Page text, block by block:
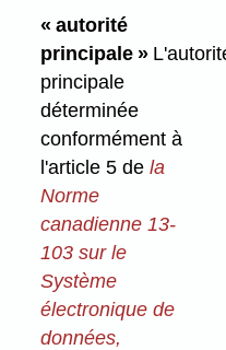
« autorité
principale »
principale
déterminée
conformément à
l'article 5 de la
Norme
canadienne 13-
103 sur le
Système
électronique de
données,